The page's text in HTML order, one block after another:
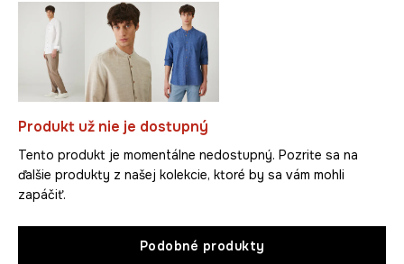
Produkt už nie je dostupný
Tento produkt je momentálne nedostupný. Pozrite sa na
ďalšie produkty z našej kolekcie, ktoré by sa vám mohli
zapáčiť.
Podobné produkty